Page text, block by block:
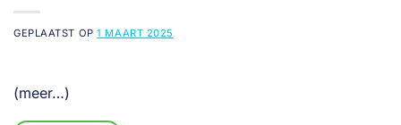
GEPLAATST OP1 MAART 2025
(meer…)